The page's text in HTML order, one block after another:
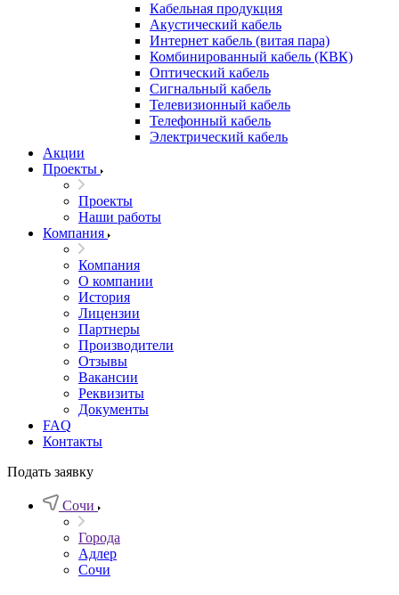
Кабельная продукция
Акустический кабель
Интернет кабель (витая пара)
Комбинированный кабель (КВК)
Оптический кабель
Сигнальный кабель
Телевизионный кабель
Телефонный кабель
Электрический кабель
Акции
Проекты
Проекты
Наши работы
Компания
Компания
О компании
История
Лицензии
Партнеры
Производители
Отзывы
Вакансии
Реквизиты
Документы
FAQ
Контакты
Подать заявку
Сочи
Города
Адлер
Сочи